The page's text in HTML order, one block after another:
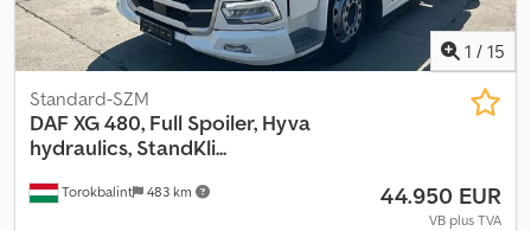
1 / 15
Torokbalint 483 km
Standard-SZM
DAF XG 480, Full Spoiler, Hyva
hydraulics, StandKli...
44.950 EUR
VB plus TVA